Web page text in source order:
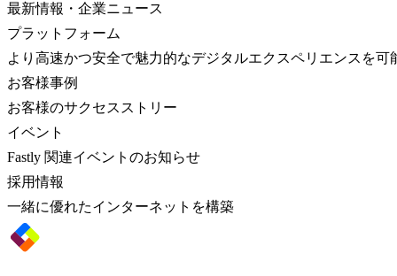
最新情報・企業ニュース
プラットフォーム
より高速かつ安全で魅力的なデジタルエクスペリエンスを可
お客様事例
お客様のサクセスストリー
イベント
Fastly 関連イベントのお知らせ
採用情報
一緒に優れたインターネットを構築